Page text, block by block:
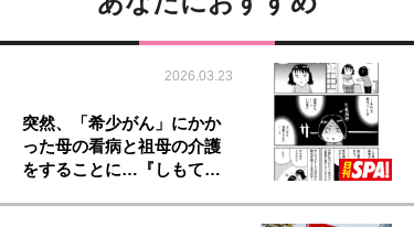
2026.03.23
突然、「希少がん」にかか
った母の看病と祖母の介護
をすることに…『しもて…